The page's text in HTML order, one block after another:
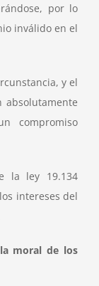
por lo
inválido en el
y el
absolutamente
compromiso
la ley 19.134
intereses del
moral de los